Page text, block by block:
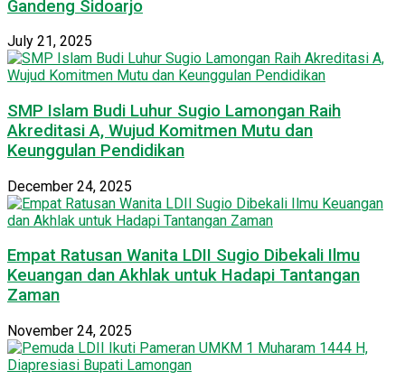
Gandeng Sidoarjo
July 21, 2025
SMP Islam Budi Luhur Sugio Lamongan Raih
Akreditasi A, Wujud Komitmen Mutu dan
Keunggulan Pendidikan
December 24, 2025
Empat Ratusan Wanita LDII Sugio Dibekali Ilmu
Keuangan dan Akhlak untuk Hadapi Tantangan
Zaman
November 24, 2025